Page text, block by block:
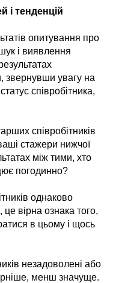
і тенденцій
опитування про
і виявлення
звернувши увагу на
співробітника,
співробітників
стажери нижчої
між тими, хто
погодинно?
однаково
вірна ознака того,
в цьому і щось
незадоволені або
менш значуще.